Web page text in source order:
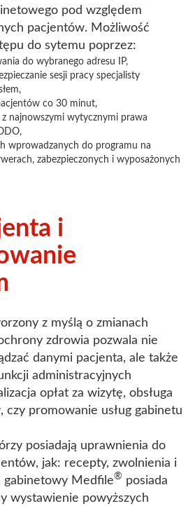
pod względem
pacjentów. Możliwość
do sytemu poprzez:
do wybranego adresu IP,
sesji pracy specjalisty
co 30 minut,
najnowszymi wytycznymi prawa
wprowadzanych do programu na
zabezpieczonych i wyposażonych
i
z myślą o zmianach
zdrowia pozwala nie
danymi pacjenta, ale także
administracyjnych
opłat za wizytę, obsługa
czy promowanie usług gabinetu
posiadają uprawnienia do
jak: recepty, zwolnienia i
gabinetowy Medfile® posiada
wystawienie powyższych